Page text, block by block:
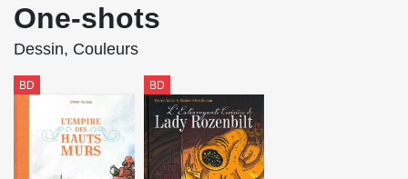
One-shots
Dessin, Couleurs
BD BD